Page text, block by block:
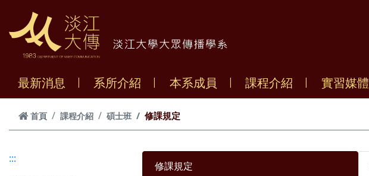
最新消息 系所介紹 本系成員 課程介紹 實習媒體
首頁 課程介紹 碩士班 修課規定
:::
修課規定